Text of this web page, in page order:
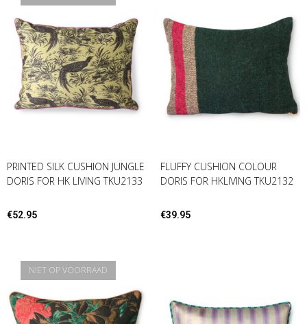
PRINTED SILK CUSHION JUNGLE
DORIS FOR HK LIVING TKU2133
€52.95
FLUFFY CUSHION COLOUR
DORIS FOR HKLIVING TKU2132
€39.95
NIET OP VOORRAAD